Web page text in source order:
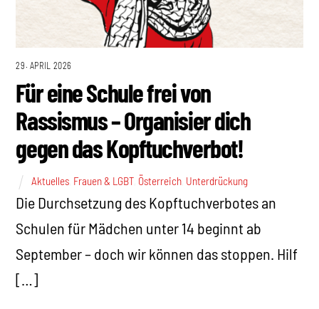
29. APRIL 2026
Für eine Schule frei von
Rassismus – Organisier dich
gegen das Kopftuchverbot!
Aktuelles Frauen & LGBT Österreich Unterdrückung
Die Durchsetzung des Kopftuchverbotes an
Schulen für Mädchen unter 14 beginnt ab
September – doch wir können das stoppen. Hilf
[…]